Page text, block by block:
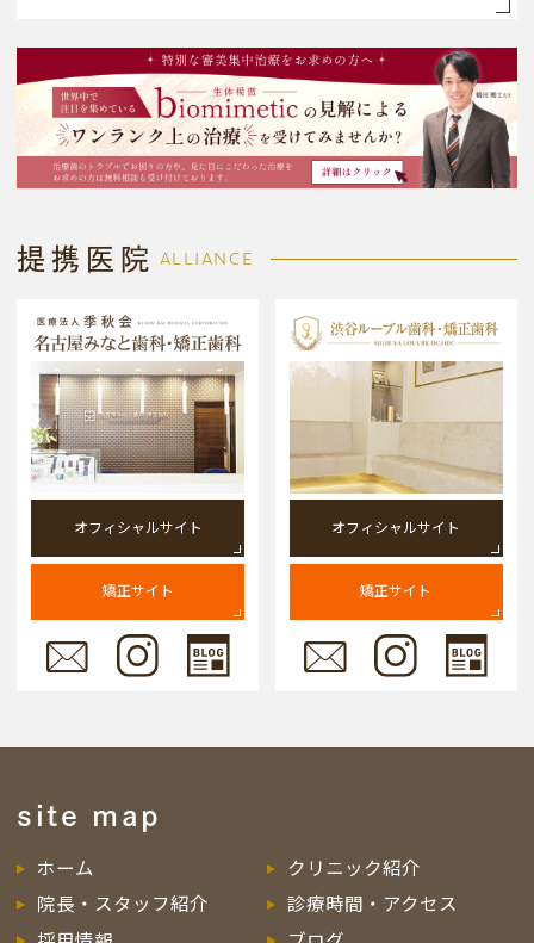
提携医院 ALLIANCE
オフィシャルサイト
矯正サイト
オフィシャルサイト
矯正サイト
site map
ホーム
クリニック紹介
院長・スタッフ紹介
診療時間・アクセス